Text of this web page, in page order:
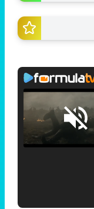
Loaded
:
25.30%